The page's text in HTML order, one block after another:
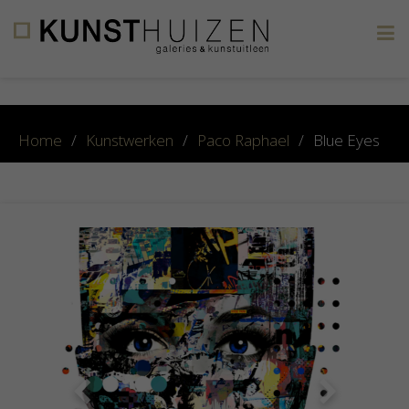
Home / Kunstwerken / Paco Raphael / Blue Eyes